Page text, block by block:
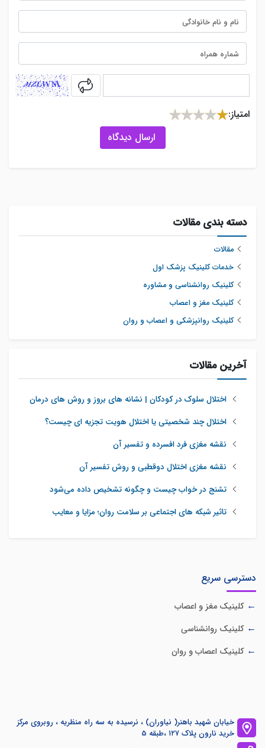
امتیاز:
ارسال دیدگاه
دسته بندی مقالات
مقالات
خدمات کلینیک پزشک اول
کلینیک روانشناسی و مشاوره
کلینیک مغز و اعصاب
کلینیک روانپزشکی و اعصاب و روان
آخرین مقالات
اختلال سلوک در کودکان | نشانه های بروز و روش های درمان
اختلال چند شخصیتی یا اختلال هویت تجزیه ای چیست؟
نقشه مغزی فرد افسرده و تفسیر آن
نقشه مغزی اختلال دوقطبی و روش تفسیر آن
تشنج در خواب چیست و چگونه تشخیص داده می‌شود
تاثیر شبکه‌ های اجتماعی بر سلامت روان؛ مزایا و معایب
دسترسی سریع
کلینیک مغز و اعصاب
کلینیک روانشناسی
کلینیک اعصاب و روان
خیابان شهید باهنر( نیاوران) ، نرسیده به سه راه منظریه ، روبروی مرکز
خرید نارون پلاک ۱۲۷ ،طبقه 5